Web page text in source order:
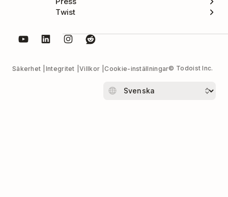
Twist
Säkerhet Integritet Villkor Cookie-inställningar© Todoist Inc.